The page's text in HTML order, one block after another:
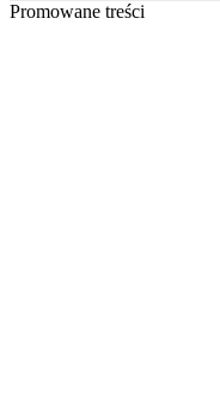
Promowane treści